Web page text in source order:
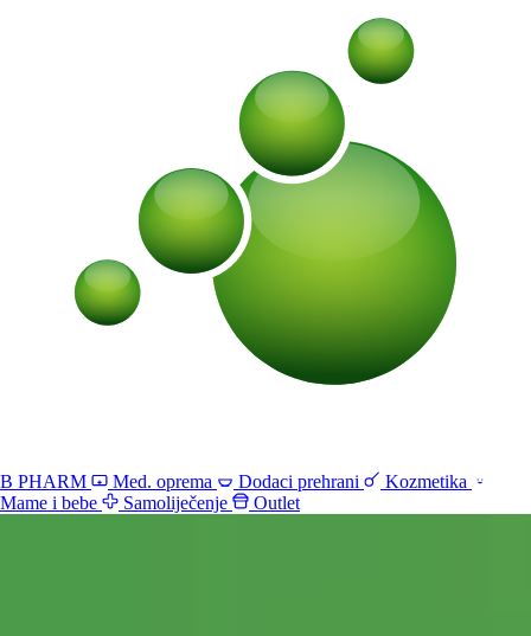
B PHARM Med. oprema Dodaci prehrani
Kozmetika
Mame i bebe
Samoliječenje Outlet